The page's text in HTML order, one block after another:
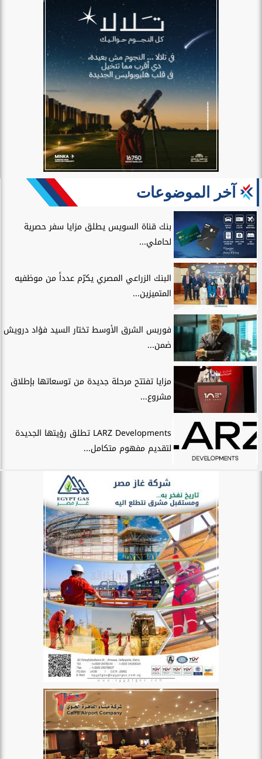
آخر الموضوعات
بنك قناة السويس يطلق مزايا سفر حصرية
لحاملي...
البنك الزراعي المصري يكرّم عدداً من موظفيه
المتميزين...
فوربس الشرق الأوسط تختار السيد فؤاد درويش
ضمن...
مزايا تفتتح مرحلة جديدة من توسعاتها بإطلاق
مشروع...
LARZ Developments تطلق رؤيتها الجديدة
لتقديم مفهوم متكامل...